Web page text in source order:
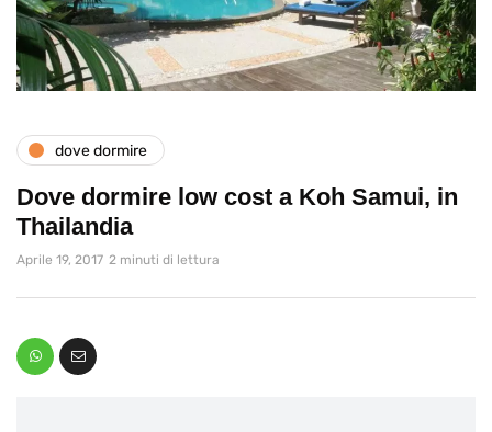
dove dormire
Dove dormire low cost a Koh Samui, in
Thailandia
Aprile 19, 2017 2 minuti di lettura